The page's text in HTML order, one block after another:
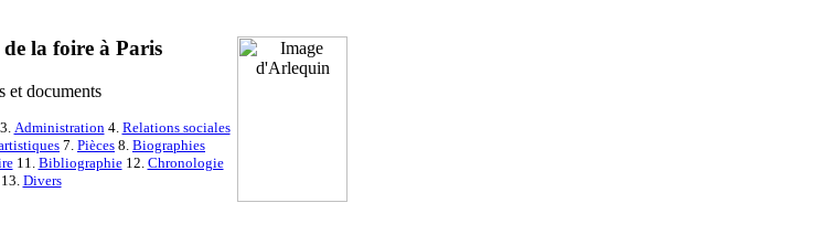
la foire à Paris
et documents
Administration 4. Relations sociales
7. Pièces 8. Biographies
11. Bibliographie12. Chronologie
13. Divers